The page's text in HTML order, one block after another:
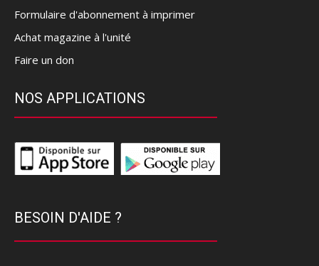
Formulaire d'abonnement à imprimer
Achat magazine à l'unité
Faire un don
NOS APPLICATIONS
BESOIN D'AIDE ?